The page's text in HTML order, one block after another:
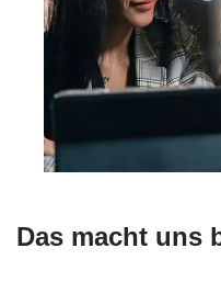
Das macht uns